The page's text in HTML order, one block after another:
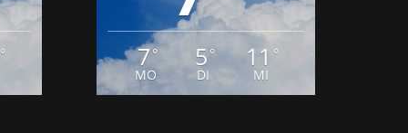
° 7 °
MO
5°
DI
11 °
MI